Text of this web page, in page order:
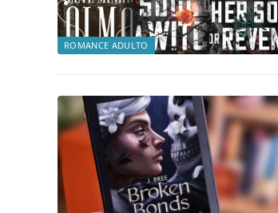
ROMANCE ADULTO